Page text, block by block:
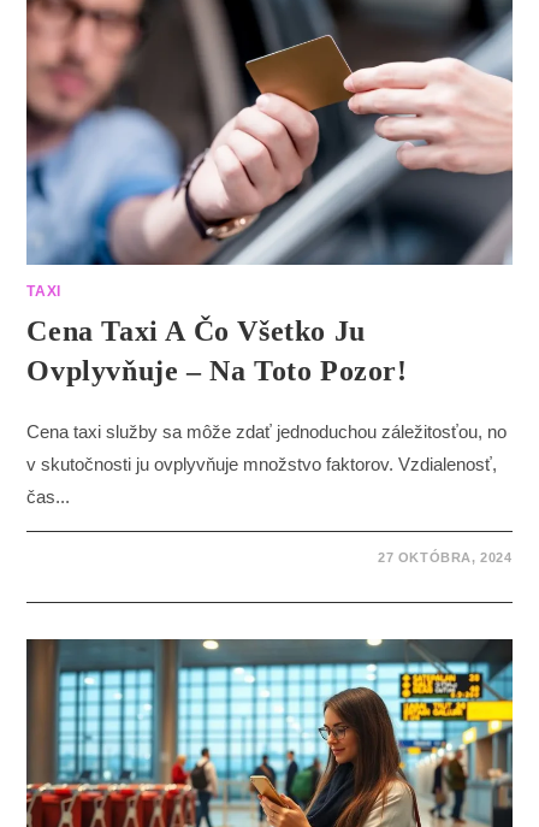
TAXI
Cena Taxi A Čo Všetko Ju
Ovplyvňuje – Na Toto Pozor!
Cena taxi služby sa môže zdať jednoduchou záležitosťou, no
v skutočnosti ju ovplyvňuje množstvo faktorov. Vzdialenosť,
čas...
27 OKTÓBRA, 2024